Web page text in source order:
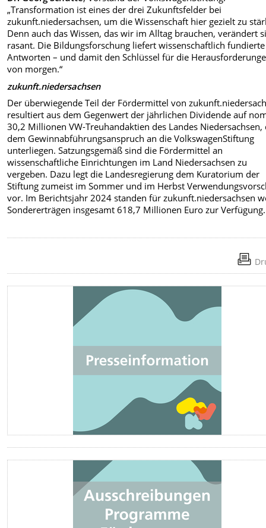
„Transformation ist eines der drei Zukunftsfelder bei
zukunft.niedersachsen, um die Wissenschaft hier gezielt zu
Denn auch das Wissen, das wir im Alltag brauchen, verändert
rasant. Die Bildungsforschung liefert wissenschaftlich fundierte
Antworten – und damit den Schlüssel für die
von morgen.“
zukunft.niedersachsen
Der überwiegende Teil der Fördermittel von
resultiert aus dem Gegenwert der jährlichen Dividende auf
30,2 Millionen VW-Treuhandaktien des Landes Niedersachsen,
dem Gewinnabführungsanspruch an die VolkswagenStiftung
unterliegen. Satzungsgemäß sind die Fördermittel an
wissenschaftliche Einrichtungen im Land Niedersachsen zu
vergeben. Dazu legt die Landesregierung dem Kuratorium der
Stiftung zumeist im Sommer und im Herbst
vor. Im Berichtsjahr 2024 standen für zukunft.niedersachsen
Sondererträgen insgesamt 618,7 Millionen Euro zur Verfügung.